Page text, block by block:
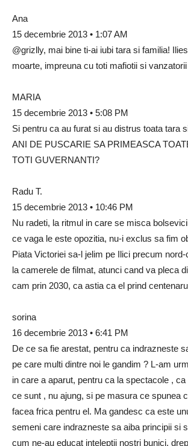
Ana
15 decembrie 2013 • 1:07 AM
@grizlly, mai bine ti-ai iubi tara si familia!
moarte, impreuna cu toti mafiotii si
MARIA
15 decembrie 2013 • 5:08 PM
Si pentru ca au furat si au distrus toata tara
ANI DE PUSCARIE SA PRIMEASCA
TOTI GUVERNANTI?
Radu T.
15 decembrie 2013 • 10:46 PM
Nu radeti, la ritmul in care se misca
ce vaga le este opozitia, nu-i exclus sa fim
Piata Victoriei sa-l jelim pe Ilici precum
la camerele de filmat, atunci cand va pleca
cam prin 2030, ca astia ca el prind
sorina
16 decembrie 2013 • 6:41 PM
De ce sa fie arestat, pentru ca indrazneste
pe care multi dintre noi le gandim ? L-am
in care a aparut, pentru ca la spectacole ,
ce sunt , nu ajung, si pe masura ce spunea
facea frica pentru el. Ma gandesc ca este
semeni care indrazneste sa aiba principii si
cum ne-au educat inteleptii nostri bunici,